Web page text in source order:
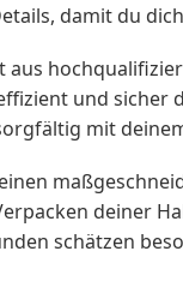
damit du
aus
und sicher
mit
deiner
schätzen